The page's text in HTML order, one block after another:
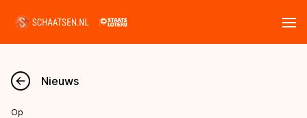
Nieuws
Nieuws
Op